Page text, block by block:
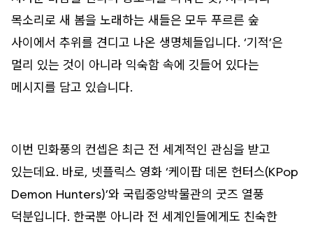
목소리로 새 봄을 노래하는 새들은 모두 푸르른 숲
사이에서 추위를 견디고 나온 생명체들입니다. ‘기적’은
멀리 있는 것이 아니라 익숙함 속에 깃들어 있다는
메시지를 담고 있습니다.
이번 민화풍의 컨셉은 최근 전 세계적인 관심을 받고
있는데요. 바로, 넷플릭스 영화 ‘케이팝 데몬 헌터스(KPop
Demon Hunters)’와 국립중앙박물관의 굿즈 열풍
덕분입니다. 한국뿐 아니라 전 세계인들에게도 친숙한